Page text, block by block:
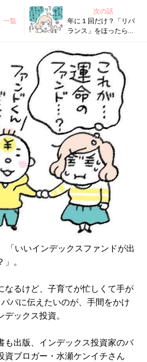
一覧
次の話
年に１回だけ？「リバ
ランス」をほったらか
「いいインデックスファンドが出
。
なるけど、子育てが忙しくて手が
パに伝えたいのが、手間をかけ
ックス投資。
も出版、インデックス投資家のバ
資ブロガー・水瀬ケンイチさん